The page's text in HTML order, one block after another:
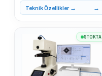
Teknik Özellikler →
STOKTA